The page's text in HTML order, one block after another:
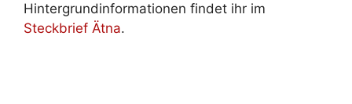
Hintergrundinformationen findet ihr im
Steckbrief Ätna.